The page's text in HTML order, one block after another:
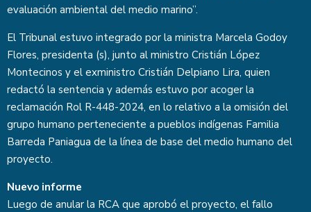
evaluación ambiental del medio marino”.
El Tribunal estuvo integrado por la ministra Marcela Godoy
Flores, presidenta (s), junto al ministro Cristián López
Montecinos y el exministro Cristián Delpiano Lira, quien
redactó la sentencia y además estuvo por acoger la
reclamación Rol R-448-2024, en lo relativo a la omisión del
grupo humano perteneciente a pueblos indígenas Familia
Barreda Paniagua de la línea de base del medio humano del
proyecto.
Nuevo informe
Luego de anular la RCA que aprobó el proyecto, el fallo